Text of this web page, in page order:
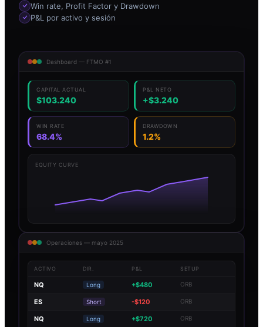
Win rate, Profit Factor y Drawdown
P&L por activo y sesión
Dashboard — FTMO #1
CAPITAL ACTUAL
$103.240
P&L NETO
+$3.240
WIN RATE
68.4%
DRAWDOWN
1.2%
EQUITY CURVE
Operaciones — mayo 2025
ACTIVO DIR. P&L SETUP
NQ Long +$480 ORB
ES Short -$120 ORB
NQ Long +$720 ORB